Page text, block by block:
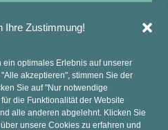
Ihre Zustimmung!
optimales Erlebnis auf unserer
akzeptieren", stimmen Sie der
Sie auf "Nur notwendige
die Funktionalität der Website
alle anderen abgelehnt. Klicken Sie
unsere Cookies zu erfahren und
ANSCHRIFT
Kopernikusstraße 9
47445 Moers